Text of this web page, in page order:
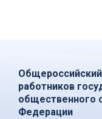
работников
общественного
Федерации